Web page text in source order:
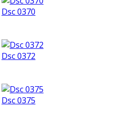
Dsc 0370
Dsc 0372
Dsc 0375